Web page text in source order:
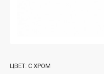
ЦВЕТ: C ХРОМ